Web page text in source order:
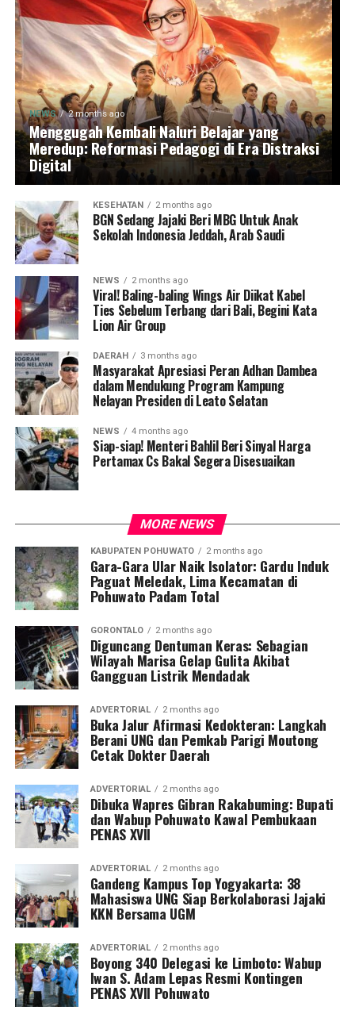
NEWS 2 months ago
Menggugah Kembali Naluri Belajar yang
Meredup: Reformasi Pedagogi di Era Distraksi
Digital
KESEHATAN 2 months ago
BGN Sedang Jajaki Beri MBG Untuk Anak
Sekolah Indonesia Jeddah, Arab Saudi
NEWS 2 months ago
Viral! Baling-baling Wings Air Diikat Kabel
Ties Sebelum Terbang dari Bali, Begini Kata
Lion Air Group
DAERAH 3 months ago
Masyarakat Apresiasi Peran Adhan Dambea
dalam Mendukung Program Kampung
Nelayan Presiden di Leato Selatan
NEWS 4 months ago
Siap-siap! Menteri Bahlil Beri Sinyal Harga
Pertamax Cs Bakal Segera Disesuaikan
MORE NEWS
KABUPATEN POHUWATO 2 months ago
Gara-Gara Ular Naik Isolator: Gardu Induk
Paguat Meledak, Lima Kecamatan di
Pohuwato Padam Total
GORONTALO 2 months ago
Diguncang Dentuman Keras: Sebagian
Wilayah Marisa Gelap Gulita Akibat
Gangguan Listrik Mendadak
ADVERTORIAL 2 months ago
Buka Jalur Afirmasi Kedokteran: Langkah
Berani UNG dan Pemkab Parigi Moutong
Cetak Dokter Daerah
ADVERTORIAL 2 months ago
Dibuka Wapres Gibran Rakabuming: Bupati
dan Wabup Pohuwato Kawal Pembukaan
PENAS XVII
ADVERTORIAL 2 months ago
Gandeng Kampus Top Yogyakarta: 38
Mahasiswa UNG Siap Berkolaborasi Jajaki
KKN Bersama UGM
ADVERTORIAL 2 months ago
Boyong 340 Delegasi ke Limboto: Wabup
Iwan S. Adam Lepas Resmi Kontingen
PENAS XVII Pohuwato